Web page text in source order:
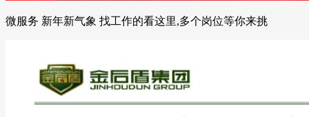
微服务 新年新气象 找工作的看这里,多个岗位等你来挑